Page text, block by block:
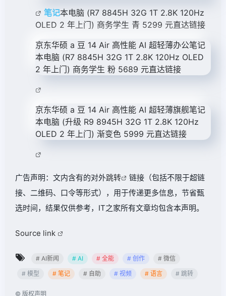
笔记本电脑 (R7 8845H 32G 1T 2.8K 120Hz
OLED 2 年上门) 商务学生 青 5299 元直达链接
京东华硕 a 豆 14 Air 高性能 AI 超轻薄办公笔记
本电脑 (R7 8845H 32G 1T 2.8K 120Hz OLED
2 年上门) 商务学生 粉 5689 元直达链接
京东华硕 a 豆 14 Air 高性能 AI 超轻薄旗舰笔记
本电脑 (升级 R9 8945H 32G 1T 2.8K 120Hz
OLED 2 年上门) 渐变色 5999 元直达链接
广告声明：文内含有的对外跳转
链接（包括不限于超链
接、二维码、口令等形式），用于传递更多信息，节省甄
选时间，结果仅供参考，IT之家所有文章均包含本声明。
Source link
# AI新闻 # AI # 全能 # 创作
# 微信
# 模型
# 笔记 # 自助 # 视频 # 语言 # 跳转
© 版权声明